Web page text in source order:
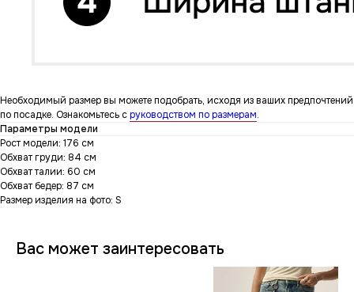
Необходимый размер вы можете подобрать, исходя из ваших предпочтений
по посадке. Ознакомьтесь сруководством по размерам.
Параметры модели
Рост модели: 176 см
Обхват груди: 84 см
Обхват талии: 60 см
Обхват бедер: 87 см
Размер изделия на фото: S
Вас может заинтересовать